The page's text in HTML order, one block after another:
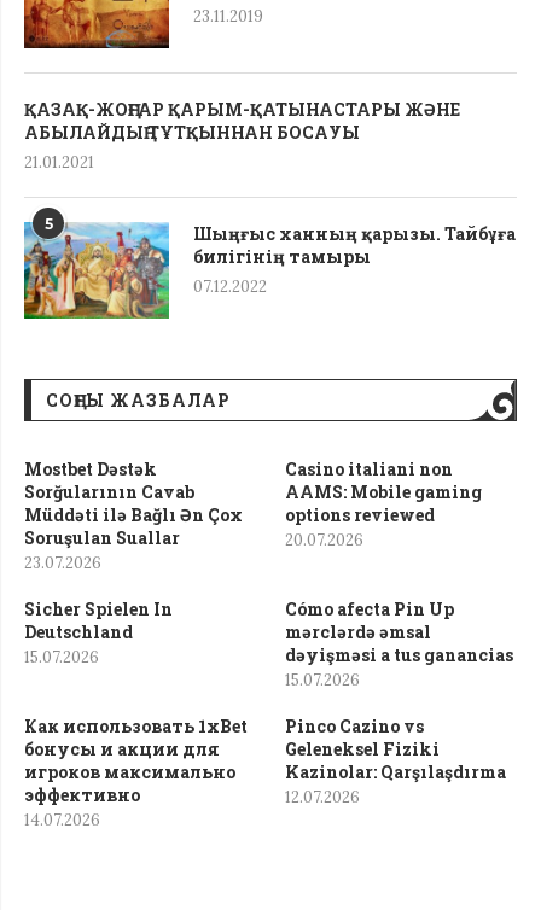
23.11.2019
ҚАЗАҚ-ЖОҢҒАР ҚАРЫМ-ҚАТЫНАСТАРЫ ЖӘНЕ
АБЫЛАЙДЫҢ ТҰТҚЫННАН БОСАУЫ
21.01.2021
5
Шыңғыс ханның қарызы. Тайбұға
билігінің тамыры
07.12.2022
СОҢҒЫ ЖАЗБАЛАР
Mostbet Dəstək
Sorğularının Cavab
Müddəti ilə Bağlı Ən Çox
Soruşulan Suallar
23.07.2026
Casino italiani non
AAMS: Mobile gaming
options reviewed
20.07.2026
Sicher Spielen In
Deutschland
15.07.2026
Cómo afecta Pin Up
mərclərdə əmsal
dəyişməsi a tus ganancias
15.07.2026
Как использовать 1xBet
бонусы и акции для
игроков максимально
эффективно
14.07.2026
Pinco Cazino vs
Geleneksel Fiziki
Kazinolar: Qarşılaşdırma
12.07.2026